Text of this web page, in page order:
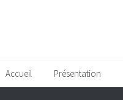
Accueil Présentation